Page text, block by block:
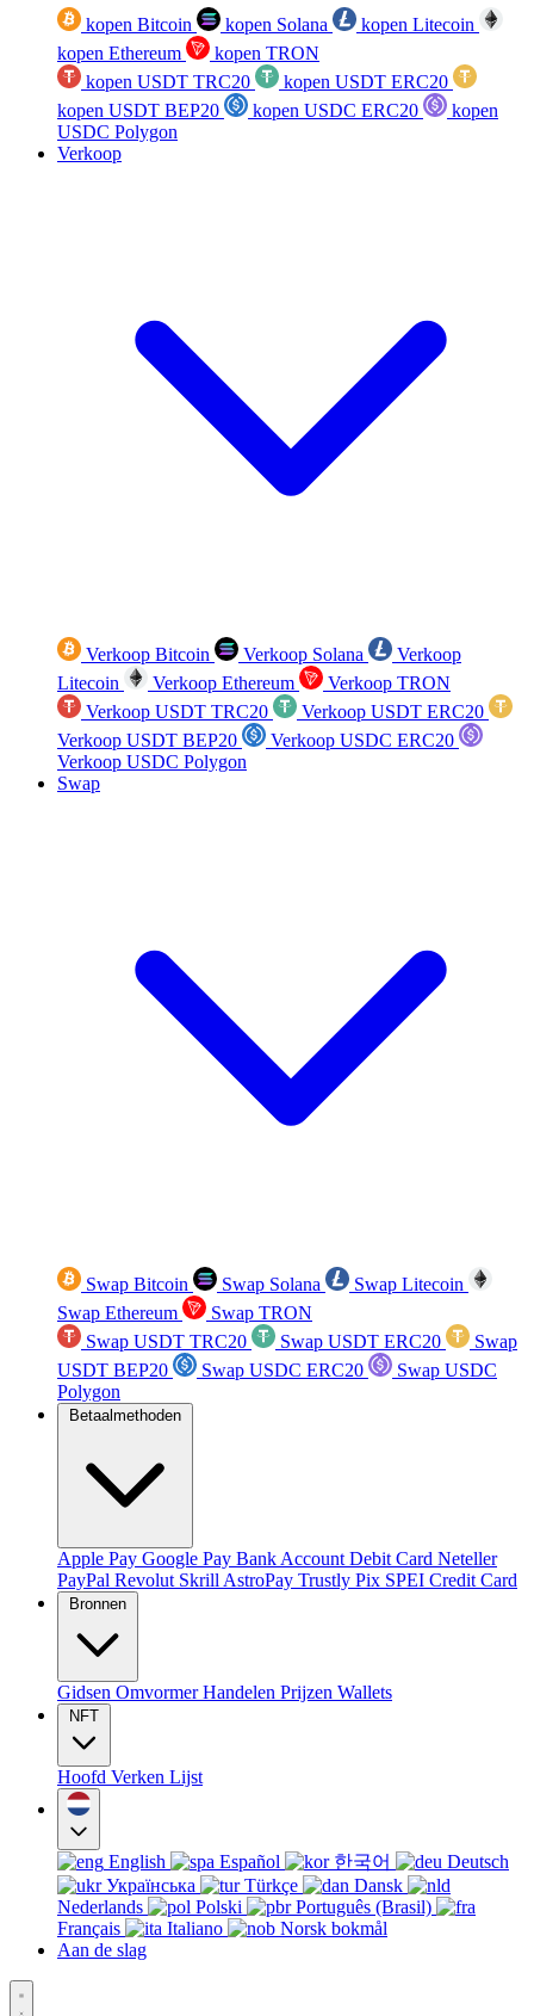
kopen Bitcoin kopen Solana
kopen Litecoin
kopen Ethereum
kopen TRON
kopen USDT TRC20
kopen USDT ERC20
kopen USDT BEP20
kopen USDC ERC20
kopen
USDC Polygon
Verkoop
Verkoop Bitcoin Verkoop Solana
Verkoop
Litecoin
Verkoop Ethereum
Verkoop TRON
Verkoop USDT TRC20
Verkoop USDT ERC20
Verkoop USDT BEP20
Verkoop USDC ERC20
Verkoop USDC Polygon
Swap
Swap Bitcoin Swap Solana
Swap Litecoin
Swap Ethereum
Swap TRON
Swap USDT TRC20
Swap USDT ERC20
Swap
USDT BEP20
Swap USDC ERC20
Swap USDC
Polygon
Betaalmethoden
Apple Pay Google Pay Bank Account Debit Card Neteller
PayPal Revolut Skrill AstroPay Trustly Pix SPEI Credit Card
Bronnen
Gidsen OmvormerHandelen Prijzen Wallets
NFT
Hoofd Verken Lijst
English Español 한국어
Deutsch
Українська
Türkçe
Dansk
Nederlands
Polski
Português (Brasil)
Français
Italiano
Norsk bokmål
Aan de slag